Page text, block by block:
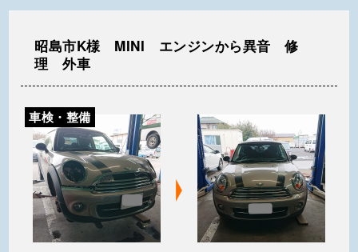
昭島市K様 MINI エンジンから異音 修
理 外車
車検・整備